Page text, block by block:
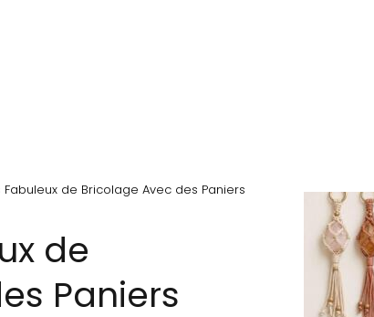
Fabuleux de Bricolage Avec des Paniers
de
Paniers